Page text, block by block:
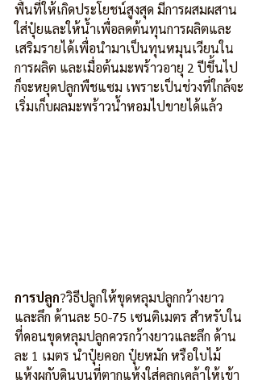
พื้นที่ให้เกิดประโยชน์สูงสุด มีการผสมผสาน
ใส่ปุ๋ยและให้น้ำเพื่อลดต้นทุนการผลิตและ
เสริมรายได้เพื่อนำมาเป็นทุนหมุนเวียนใน
การผลิต และเมื่อต้นมะพร้าวอายุ 2 ปีขึ้นไป
ก็จะหยุดปลูกพืชแซม เพราะเป็นช่วงที่ใกล้จะ
เริ่มเก็บผลมะพร้าวน้ำหอมไปขายได้แล้ว
การปลูก?วิธีปลูกให้ขุดหลุมปลูกกว้างยาว
และลึก ด้านละ 50-75 เซนติเมตร สำหรับใน
ที่ดอนขุดหลุมปลูกควรกว้างยาวและลึก ด้าน
ละ 1 เมตร นำปุ๋ยคอก ปุ๋ยหมัก หรือใบไม้
แห้งผุกับดินบนที่ตากแห้งใส่คลุกเคล้าให้เข้า